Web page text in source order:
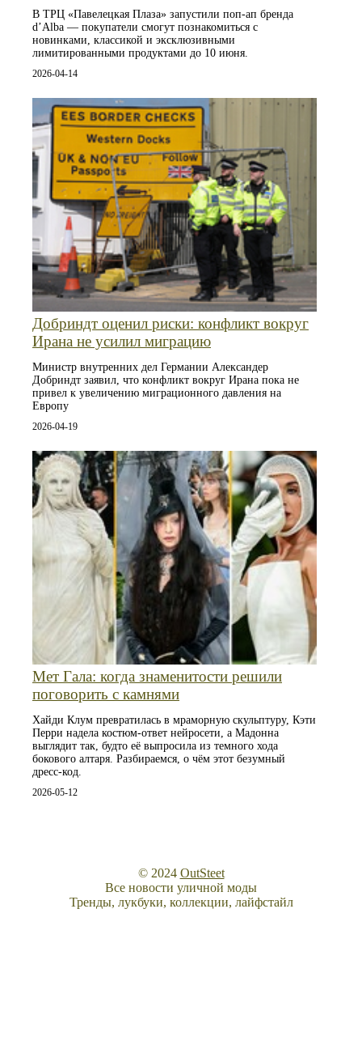
В ТРЦ «Павелецкая Плаза» запустили поп-ап бренда
d’Alba — покупатели смогут познакомиться с
новинками, классикой и эксклюзивными
лимитированными продуктами до 10 июня.
2026-04-14
Добриндт оценил риски: конфликт вокруг
Ирана не усилил миграцию
Министр внутренних дел Германии Александер
Добриндт заявил, что конфликт вокруг Ирана пока не
привел к увеличению миграционного давления на
Европу
2026-04-19
Мет Гала: когда знаменитости решили
поговорить с камнями
Хайди Клум превратилась в мраморную скульптуру, Кэти
Перри надела костюм-ответ нейросети, а Мадонна
выглядит так, будто её выпросила из темного хода
бокового алтаря. Разбираемся, о чём этот безумный
дресс-код.
2026-05-12
© 2024 OutSteet
Все новости уличной моды
Тренды, лукбуки, коллекции, лайфстайл